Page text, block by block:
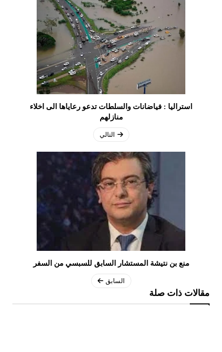
استراليا : فياضانات والسلطات تدعو رعاياها الى اخلاء
منازلهم
التالي
منع بن نتيشة المستشار السابق للسبسي من السفر
السابق
مقالات ذات صلة